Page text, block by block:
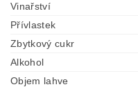
Vinařství
Přívlastek
Zbytkový cukr
Alkohol
Objem lahve